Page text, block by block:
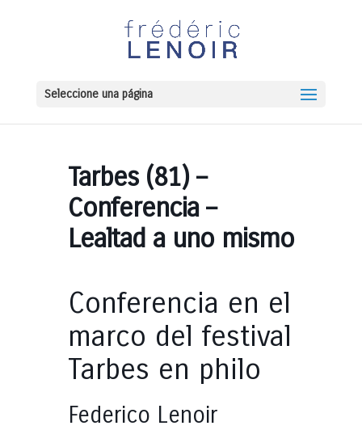
Seleccione una página
Tarbes (81) –
Conferencia –
Lealtad a uno mismo
Conferencia en el
marco del festival
Tarbes en philo
Federico Lenoir